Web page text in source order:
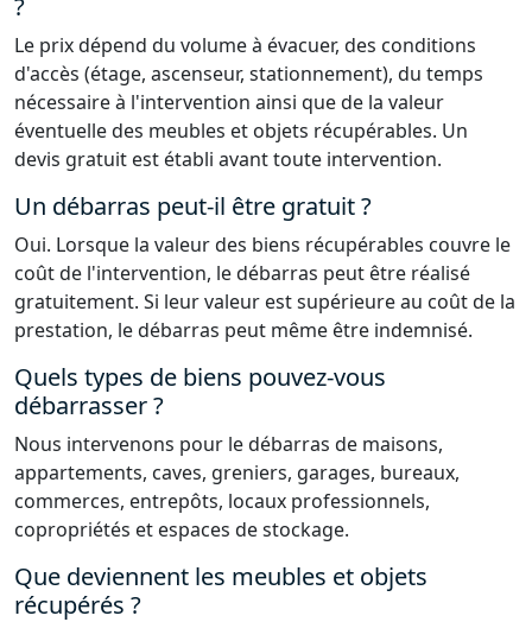
?
Le prix dépend du volume à évacuer, des conditions
d'accès (étage, ascenseur, stationnement), du temps
nécessaire à l'intervention ainsi que de la valeur
éventuelle des meubles et objets récupérables. Un
devis gratuit est établi avant toute intervention.
Un débarras peut-il être gratuit ?
Oui. Lorsque la valeur des biens récupérables couvre le
coût de l'intervention, le débarras peut être réalisé
gratuitement. Si leur valeur est supérieure au coût de la
prestation, le débarras peut même être indemnisé.
Quels types de biens pouvez-vous
débarrasser ?
Nous intervenons pour le débarras de maisons,
appartements, caves, greniers, garages, bureaux,
commerces, entrepôts, locaux professionnels,
copropriétés et espaces de stockage.
Que deviennent les meubles et objets
récupérés ?